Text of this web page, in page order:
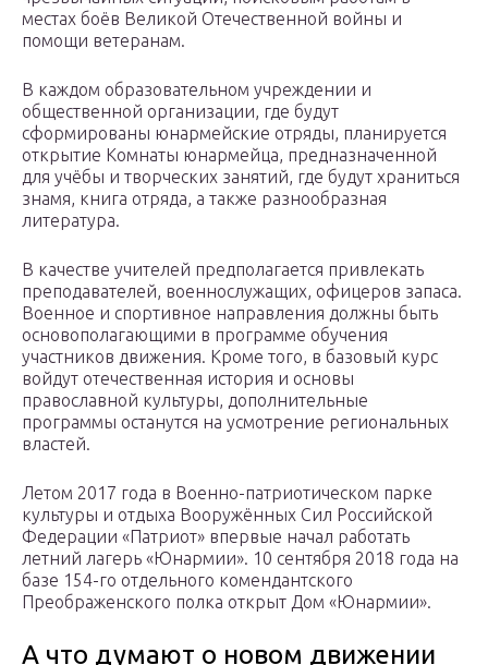
местах боёв Великой Отечественной войны и
помощи ветеранам.
В каждом образовательном учреждении и
общественной организации, где будут
сформированы юнармейские отряды, планируется
открытие Комнаты юнармейца, предназначенной
для учёбы и творческих занятий, где будут храниться
знамя, книга отряда, а также разнообразная
литература.
В качестве учителей предполагается привлекать
преподавателей, военнослужащих, офицеров запаса.
Военное и спортивное направления должны быть
основополагающими в программе обучения
участников движения. Кроме того, в базовый курс
войдут отечественная история и основы
православной культуры, дополнительные
программы останутся на усмотрение региональных
властей.
Летом 2017 года в Военно-патриотическом парке
культуры и отдыха Вооружённых Сил Российской
Федерации «Патриот» впервые начал работать
летний лагерь «Юнармии». 10 сентября 2018 года на
базе 154-го отдельного комендантского
Преображенского полка открыт Дом «Юнармии».
А что думают о новом движении